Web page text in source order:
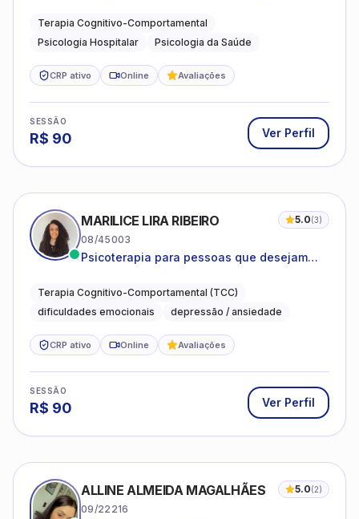
Terapia Cognitivo-Comportamental
Psicologia Hospitalar
Psicologia da Saúde
CRP ativo Online Avaliações
SESSÃO
R$ 90 Ver Perfil
MARILICE LIRA RIBEIRO 5.0(3)
08/45003
Psicoterapia para pessoas que desejam
dificuldades do dia a dia
Terapia Cognitivo-Comportamental (TCC)
dificuldades emocionais
depressão / ansiedade
CRP ativo Online Avaliações
SESSÃO
R$ 90 Ver Perfil
ALLINE ALMEIDA MAGALHÃES 5.0(2)
09/22216